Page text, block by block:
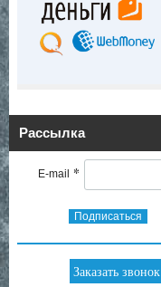
Рассылка
E-mail *
Подписаться
Заказать звонок